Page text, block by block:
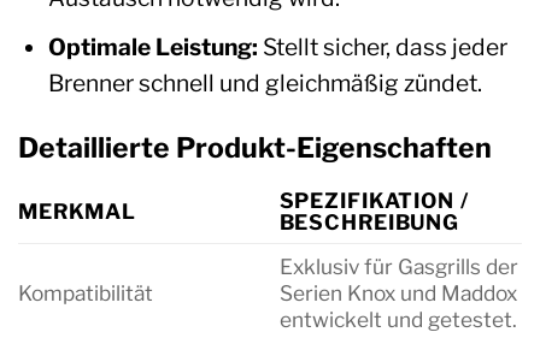
Optimale Leistung: Stellt sicher, dass jeder
Brenner schnell und gleichmäßig zündet.
Detaillierte Produkt-Eigenschaften
MERKMAL
SPEZIFIKATION /
BESCHREIBUNG
Kompatibilität
Exklusiv für Gasgrills der
Serien Knox und Maddox
entwickelt und getestet.